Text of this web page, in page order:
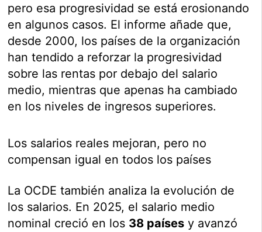
pero esa progresividad se está erosionando
en algunos casos. El informe añade que,
desde 2000, los países de la organización
han tendido a reforzar la progresividad
sobre las rentas por debajo del salario
medio, mientras que apenas ha cambiado
en los niveles de ingresos superiores.
Los salarios reales mejoran, pero no
compensan igual en todos los países
La OCDE también analiza la evolución de
los salarios. En 2025, el salario medio
nominal creció en los 38 países y avanzó